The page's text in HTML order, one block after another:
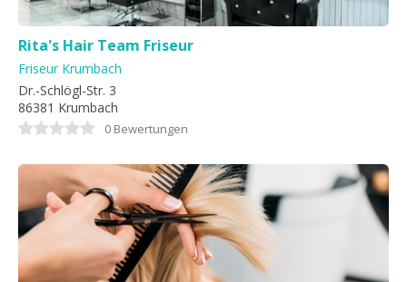
Rita's Hair Team Friseur
Friseur Krumbach
Dr.-Schlögl-Str. 3
86381 Krumbach
0 Bewertungen